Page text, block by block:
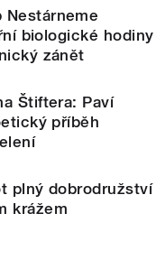
Nestárneme
biologické hodiny
zánět
Štiftera: Paví
příběh
plný dobrodružství
krážem